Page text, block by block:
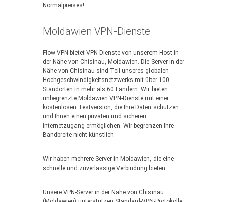
Normalpreises!
Moldawien VPN-Dienste
Flow VPN bietet VPN-Dienste von unserem Host in
der Nähe von Chisinau, Moldawien. Die Server in der
Nähe von Chisinau sind Teil unseres globalen
Hochgeschwindigkeitsnetzwerks mit über 100
Standorten in mehr als 60 Ländern. Wir bieten
unbegrenzte Moldawien VPN-Dienste mit einer
kostenlosen Testversion, die Ihre Daten schützen
und Ihnen einen privaten und sicheren
Internetzugang ermöglichen. Wir begrenzen Ihre
Bandbreite nicht künstlich.
Wir haben mehrere Server in Moldawien, die eine
schnelle und zuverlässige Verbindung bieten.
Unsere VPN-Server in der Nähe von Chisinau